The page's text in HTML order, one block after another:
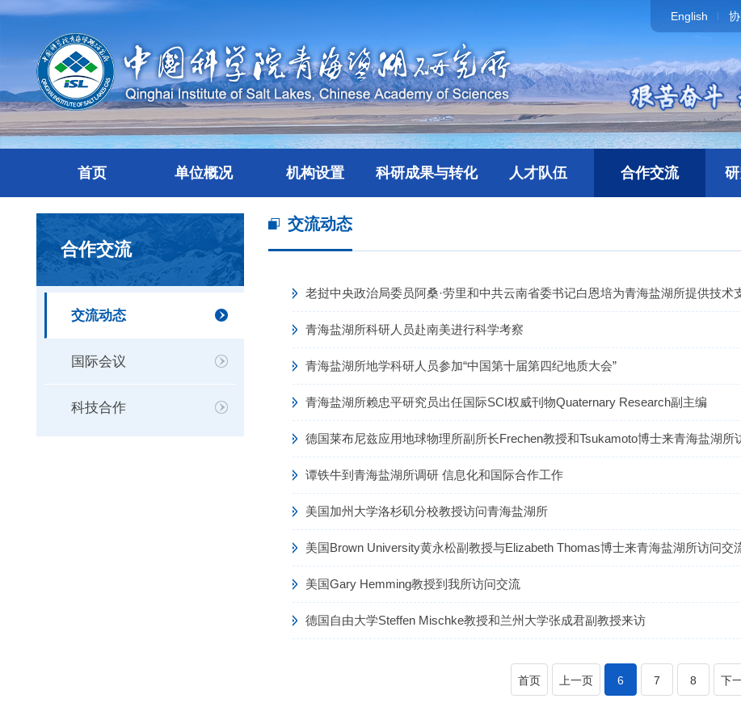
English
首页 单位概况 机构设置 科研成果与转化 人才队伍 合作交流
合作交流
交流动态
国际会议
科技合作
交流动态
青海盐湖所科研人员赴南美进行科学考察
青海盐湖所地学科研人员参加“中国第十届第四纪地质大会”
青海盐湖所赖忠平研究员出任国际SCI权威刊物Quaternary Research副主编
德国莱布尼兹应用地球物理所副所长Frechen教授和Tsukamoto博士来青海盐湖所
谭铁牛到青海盐湖所调研 信息化和国际合作工作
美国加州大学洛杉矶分校教授访问青海盐湖所
美国Brown University黄永松副教授与Elizabeth Thomas博士来青海盐湖所访问交
美国Gary Hemming教授到我所访问交流
德国自由大学Steffen Mischke教授和兰州大学张成君副教授来访
首页 上一页 6 7 8 下